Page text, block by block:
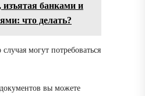
изъятая банками и
что делать?
могут потребоваться
вы можете